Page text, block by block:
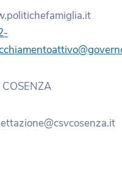
COSENZA